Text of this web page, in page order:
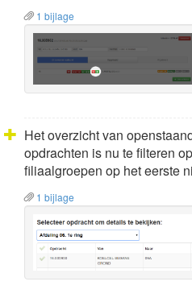
1 bijlage
Het overzicht van
opdrachten is nu te filteren
filiaalgroepen op het eerste
1 bijlage